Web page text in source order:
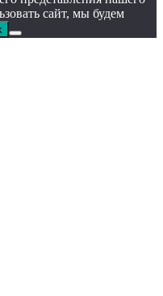
сайт, мы будем